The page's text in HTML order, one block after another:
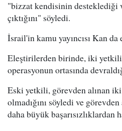
"bizzat kendisinin desteklediği
çıktığını" söyledi.
İsrail'in kamu yayıncısı Kan
Eleştirilerden birinde, iki
operasyonun ortasında
Eski yetkili, görevden alınan
olmadığını söyledi ve
daha büyük